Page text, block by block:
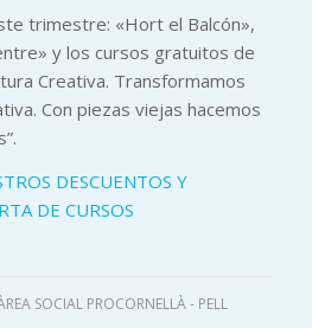
trimestre: «Hort el Balcón»,
y los cursos gratuitos de
Creativa. Transformamos
Con piezas viejas hacemos
DESCUENTOS Y
DE CURSOS
SOCIAL PROCORNELLÀ - PELL